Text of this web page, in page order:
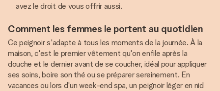
avez le droit de vous offrir aussi.
Comment les femmes le portent au quotidien
Ce peignoir s'adapte à tous les moments de la journée. À la
maison, c'est le premier vêtement qu'on enfile après la
douche et le dernier avant de se coucher, idéal pour appliquer
ses soins, boire son thé ou se préparer sereinement. En
vacances ou lors d'un week-end spa, un peignoir léger en nid